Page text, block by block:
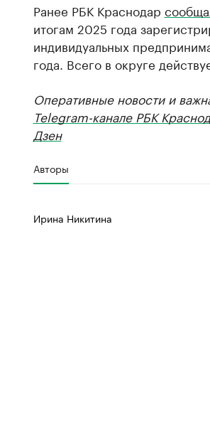
Ранее РБК Краснодар
итогам 2025 года
индивидуальных
года. Всего в округе
Оперативные новости и
Telegram-канале РБК
Дзен
Авторы
Ирина Никитина